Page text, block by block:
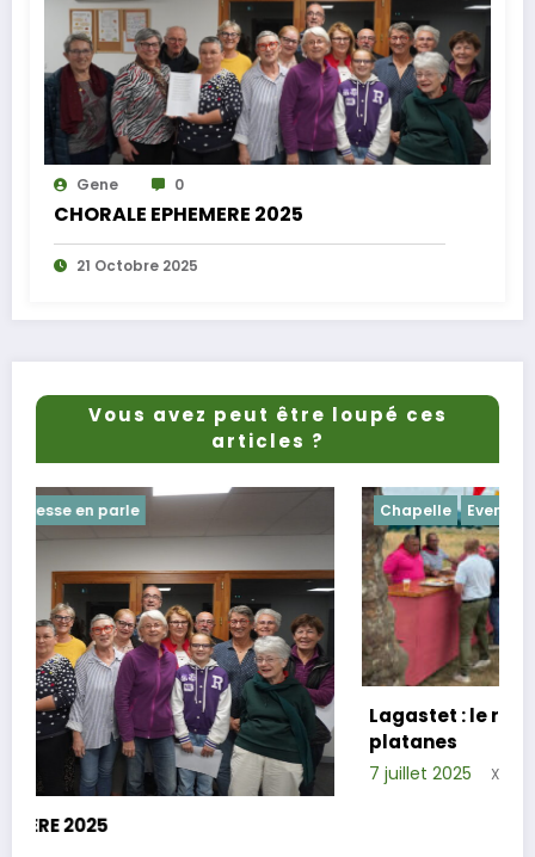
Gene 0
CHORALE EPHEMERE 2025
21 Octobre 2025
Vous avez peut être loupé ces
articles ?
Chapelle
Lagastet : le repas champêtre réussi
platanes
7 juillet 2025 Xavier D.